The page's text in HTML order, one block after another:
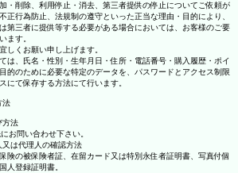
・削除、利用停止・消去、第三者提供の停止についてご依頼が
正行為防止、法規制の遵守といった正当な理由・目的により、
第三者に提供等する必要がある場合においては、お客様のご要
ます。
しくお願い申し上げます。
は、氏名・性別・生年月日・住所・電話番号・購入履歴・ポイ
的のために必要な特定のデータを、パスワードとアクセス制限
にて保存する方法にて行います。
法
方法
お問い合わせ下さい。
は代理人の確認方法
険の被保険者証、在留カード又は特別永住者証明書、写真付個
人登録証明書。